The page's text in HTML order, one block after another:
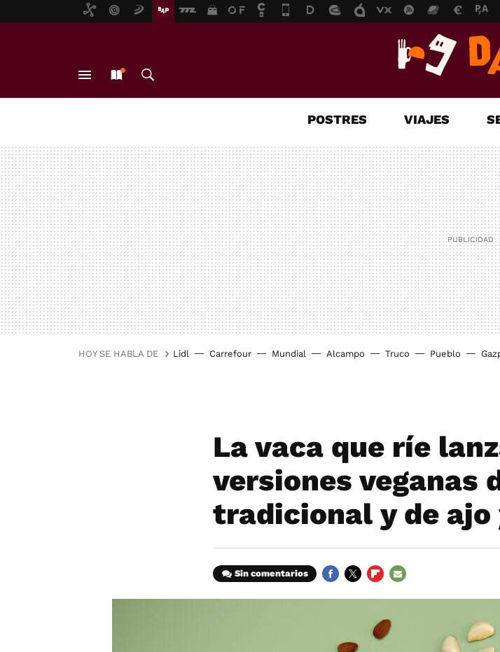
POSTRES VIAJES
HOY SE HABLA DE Lidl Carrefour Mundial Alcampo Truco Pueblo
La vaca que ríe
versiones veganas
tradicional y de ajo
Sin comentarios